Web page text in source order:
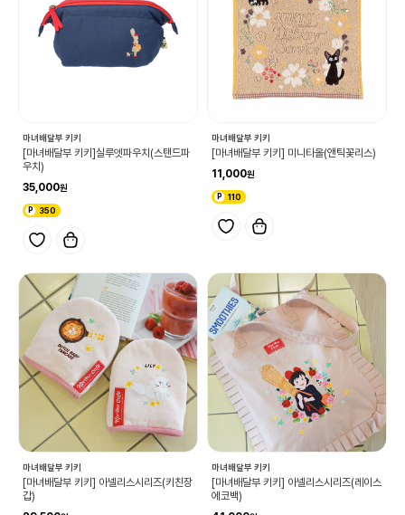
마녀배달부 키키
[마녀배달부 키키]실루엣파우치(스탠드파
우치)
35,000
350
마녀배달부 키키
[마녀배달부 키키] 미니타올(앤틱꽃리스)
11,000
110
마녀배달부 키키
[마녀배달부 키키] 아넬리스시리즈(키친장
갑)
마녀배달부 키키
[마녀배달부 키키] 아넬리스시리즈(레이스
에코백)